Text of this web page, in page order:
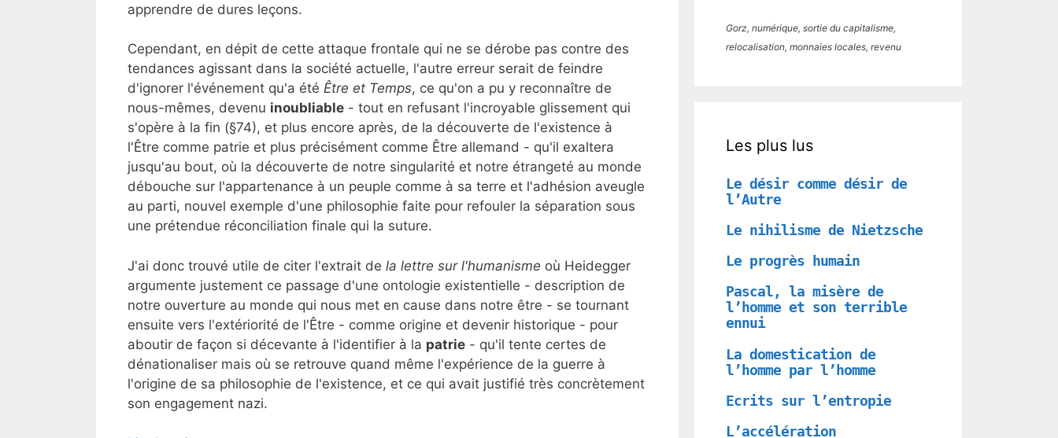
apprendre de dures leçons.
Cependant, en dépit de cette attaque frontale qui ne se dérobe pas contre des
tendances agissant dans la société actuelle, l'autre erreur serait de feindre
d'ignorer l'événement qu'a été Être et Temps, ce qu'on a pu y reconnaître de
nous-mêmes, devenu inoubliable - tout en refusant l'incroyable glissement qui
s'opère à la fin (§74), et plus encore après, de la découverte de l'existence à
l'Être comme patrie et plus précisément comme Être allemand - qu'il exaltera
jusqu'au bout, où la découverte de notre singularité et notre étrangeté au monde
débouche sur l'appartenance à un peuple comme à sa terre et l'adhésion aveugle
au parti, nouvel exemple d'une philosophie faite pour refouler la séparation sous
une prétendue réconciliation finale qui la suture.
J'ai donc trouvé utile de citer l'extrait de la lettre sur l'humanisme où Heidegger
argumente justement ce passage d'une ontologie existentielle - description de
notre ouverture au monde qui nous met en cause dans notre être - se tournant
ensuite vers l'extériorité de l'Être - comme origine et devenir historique - pour
aboutir de façon si décevante à l'identifier à la patrie - qu'il tente certes de
dénationaliser mais où se retrouve quand même l'expérience de la guerre à
l'origine de sa philosophie de l'existence, et ce qui avait justifié très concrètement
son engagement nazi.
Gorz, numérique, sortie du capitalisme,
relocalisation, monnaies locales, revenu
Les plus lus
Le désir comme désir de
l’Autre
Le nihilisme de Nietzsche
Le progrès humain
Pascal, la misère de
l’homme et son terrible
ennui
La domestication de
l’homme par l’homme
Ecrits sur l’entropie
L’accélération